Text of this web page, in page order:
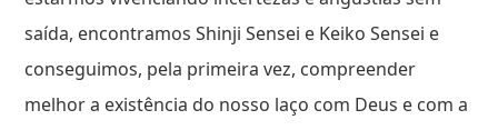
saída, encontramos Shinji Sensei e Keiko Sensei e
conseguimos, pela primeira vez, compreender
melhor a existência do nosso laço com Deus e com a